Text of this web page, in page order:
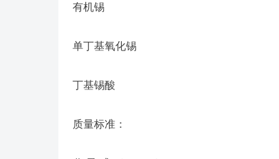
有机锡
单丁基氧化锡
丁基锡酸
质量标准：